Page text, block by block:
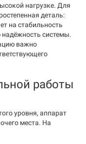
нагрузке. Для
деталь:
на стабильность
системы.
важно
работы
уровня, аппарат
места. На